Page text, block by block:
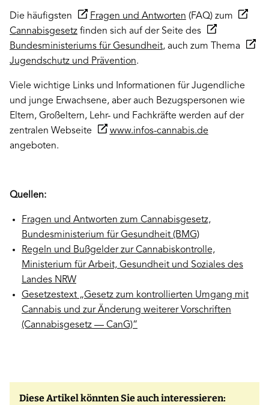
Die häufigsten Fragen und Antworten (FAQ) zum
Cannabisgesetz finden sich auf der Seite des
Bundesministeriums für Gesundheit, auch zum Thema
Jugendschutz und Prävention.
Viele wichtige Links und Informationen für Jugendliche
und junge Erwachsene, aber auch Bezugspersonen wie
Eltern, Großeltern, Lehr- und Fachkräfte werden auf der
zentralen Webseite
www.infos-cannabis.de
angeboten.
Quellen:
Fragen und Antworten zum Cannabisgesetz,
Bundesministerium für Gesundheit (BMG)
Regeln und Bußgelder zur Cannabiskontrolle,
Ministerium für Arbeit, Gesundheit und Soziales des
Landes NRW
Gesetzestext „Gesetz zum kontrollierten Umgang mit
Cannabis und zur Änderung weiterer Vorschriften
(Cannabisgesetz — CanG)“
Diese Artikel könnten Sie auch interessieren: